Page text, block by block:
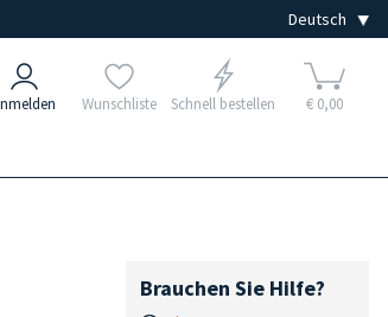
Wunschliste Schnell bestellen € 0,00
Brauchen Sie Hilfe?